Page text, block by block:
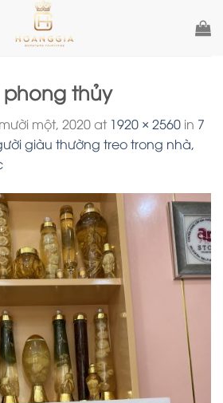
thủy
một, 2020at 1920 × 2560 in 7
giàu thường treo trong nhà,